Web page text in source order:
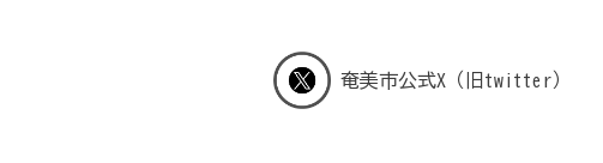
奄美市公式X（旧twitter）